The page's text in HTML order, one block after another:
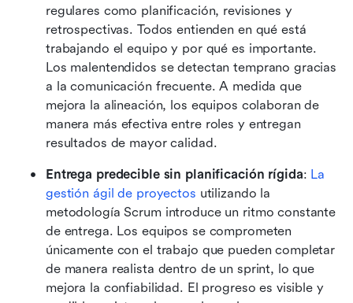
regulares como planificación, revisiones y
retrospectivas. Todos entienden en qué está
trabajando el equipo y por qué es importante.
Los malentendidos se detectan temprano gracias
a la comunicación frecuente. A medida que
mejora la alineación, los equipos colaboran de
manera más efectiva entre roles y entregan
resultados de mayor calidad.
Entrega predecible sin planificación rígida: La
gestión ágil de proyectos utilizando la
metodología Scrum introduce un ritmo constante
de entrega. Los equipos se comprometen
únicamente con el trabajo que pueden completar
de manera realista dentro de un sprint, lo que
mejora la confiabilidad. El progreso es visible y